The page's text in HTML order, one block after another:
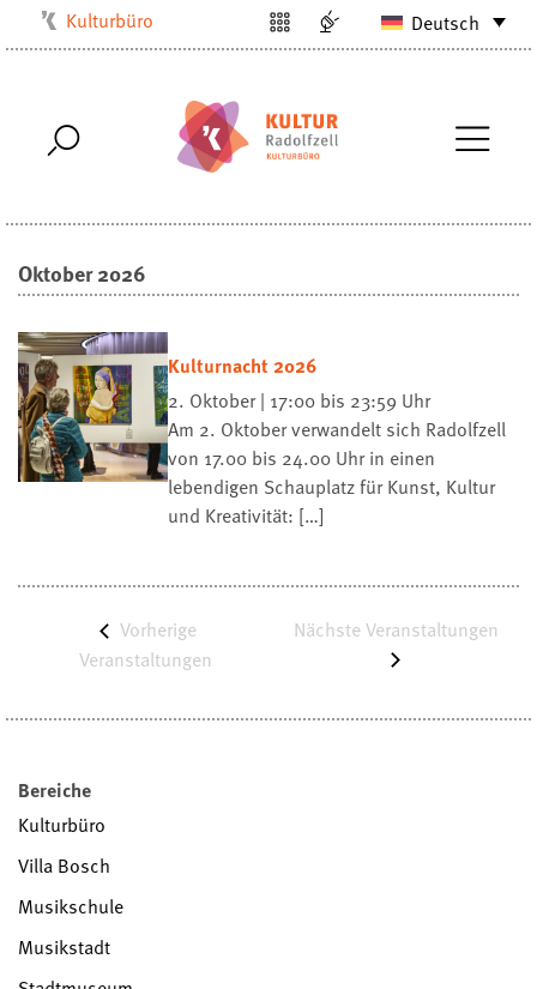
Kulturbüro
Stadtarchiv
Stadtbibliothek
Villa Bosch
Deutsch
Oktober 2026
Kulturnacht 2026
2. Oktober | 17:00 bis 23:59 Uhr
Am 2. Oktober verwandelt sich Radolfzell
von 17.00 bis 24.00 Uhr in einen
lebendigen Schauplatz für Kunst, Kultur
und Kreativität: […]
Vorherige
Veranstaltungen
Nächste Veranstaltungen
Bereiche
Kulturbüro
Villa Bosch
Musikschule
Musikstadt